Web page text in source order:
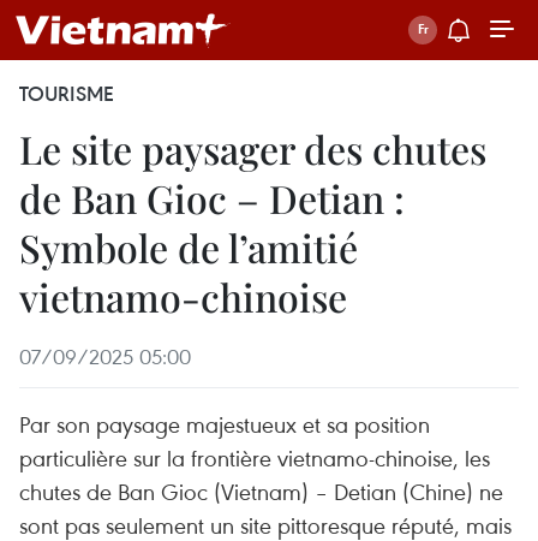
TOURISME
Le site paysager des chutes
de Ban Gioc – Detian :
Symbole de l’amitié
vietnamo-chinoise
07/09/2025 05:00
Par son paysage majestueux et sa position
particulière sur la frontière vietnamo-chinoise, les
chutes de Ban Gioc (Vietnam) – Detian (Chine) ne
sont pas seulement un site pittoresque réputé, mais